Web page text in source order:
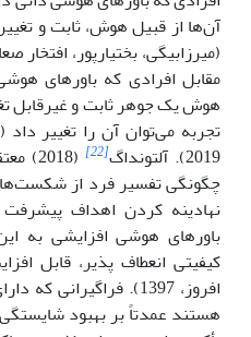
آن‌ها از قبیل هوش، ثابت و
مقابل افرادی که باورهای
هوش یک جوهر ثابت و غیرقابل
تجربه می‌توان آن را تغییر داد
2019). آلتونداگ
[22]
چگونگی تفسیر فرد از
نهادینه کردن اهداف
باورهای هوشی افزایشی به
کیفیتی انعطاف پذیر، قابل
افروز، 1397).
هستند عمدتاً بر بهبود